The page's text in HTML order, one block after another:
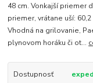
48 cm. Vonkajší priemer
priemer, vrátane uší:
Vhodná na grilovanie,
plynovom horáku či ot...
Dostupnosť